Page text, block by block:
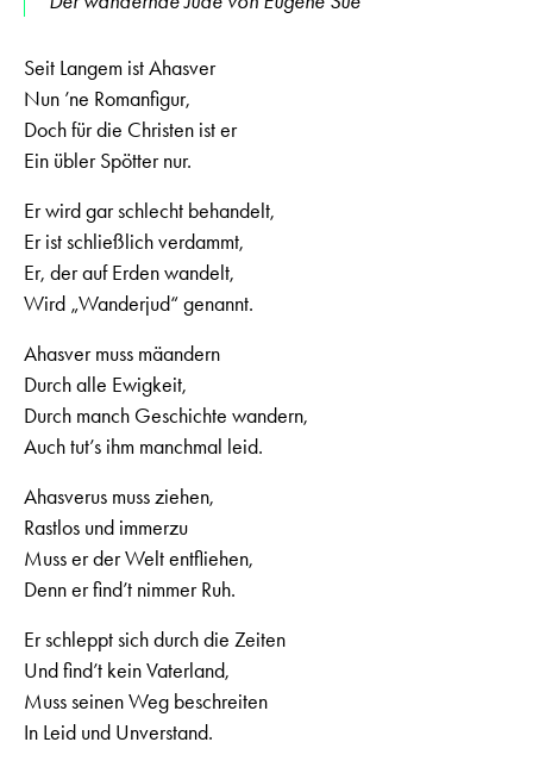
Seit Langem ist Ahasver
Nun ’ne Romanfigur,
Doch für die Christen ist er
Ein übler Spötter nur.
Er wird gar schlecht behandelt,
Er ist schließlich verdammt,
Er, der auf Erden wandelt,
Wird „Wanderjud“ genannt.
Ahasver muss mäandern
Durch alle Ewigkeit,
Durch manch Geschichte wandern,
Auch tut’s ihm manchmal leid.
Ahasverus muss ziehen,
Rastlos und immerzu
Muss er der Welt entfliehen,
Denn er find’t nimmer Ruh.
Er schleppt sich durch die Zeiten
Und find’t kein Vaterland,
Muss seinen Weg beschreiten
In Leid und Unverstand.